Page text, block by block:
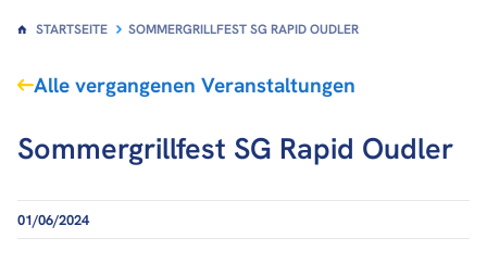
STARTSEITE SOMMERGRILLFEST SG RAPID OUDLER
Alle vergangenen Veranstaltungen
Sommergrillfest SG Rapid Oudler
01/06/2024